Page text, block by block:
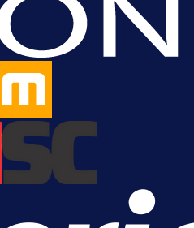
24. turnir
viteške brigade!